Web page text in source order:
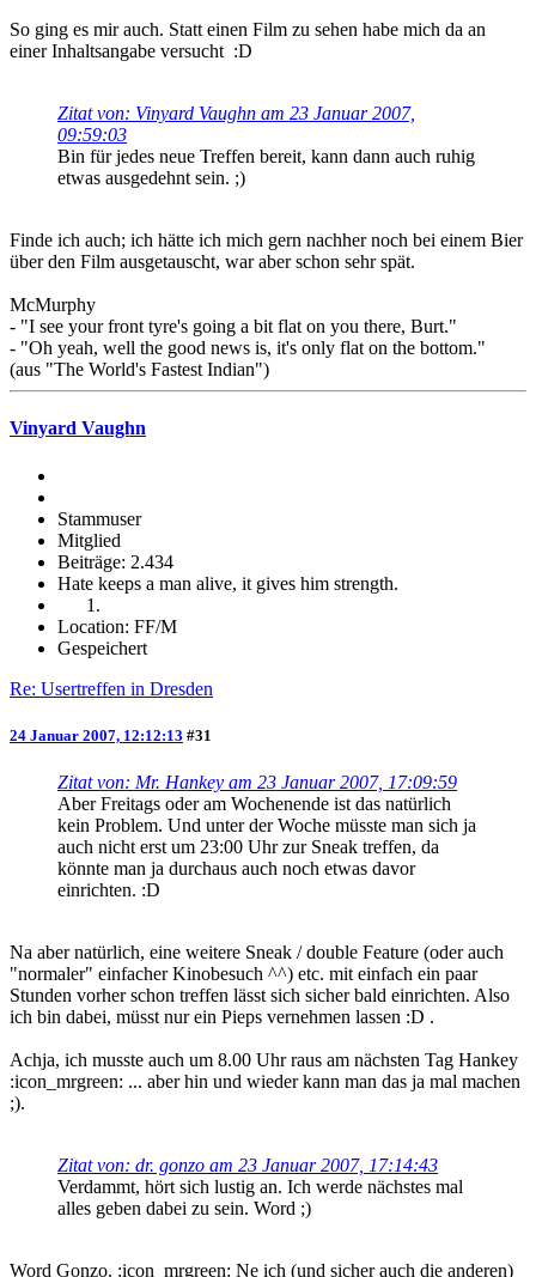
So ging es mir auch. Statt einen Film zu sehen habe mich da an
einer Inhaltsangabe versucht :D
Zitat von: Vinyard Vaughn am 23 Januar 2007,
09:59:03
Bin für jedes neue Treffen bereit, kann dann auch ruhig
etwas ausgedehnt sein. ;)
Finde ich auch; ich hätte ich mich gern nachher noch bei einem Bier
über den Film ausgetauscht, war aber schon sehr spät.
McMurphy
- "I see your front tyre's going a bit flat on you there, Burt."
- "Oh yeah, well the good news is, it's only flat on the bottom."
(aus "The World's Fastest Indian")
Vinyard Vaughn
Stammuser
Mitglied
Beiträge: 2.434
Hate keeps a man alive, it gives him strength.
Location: FF/M
Gespeichert
Re: Usertreffen in Dresden
24 Januar 2007, 12:12:13 #31
Zitat von: Mr. Hankey am 23 Januar 2007, 17:09:59
Aber Freitags oder am Wochenende ist das natürlich
kein Problem. Und unter der Woche müsste man sich ja
auch nicht erst um 23:00 Uhr zur Sneak treffen, da
könnte man ja durchaus auch noch etwas davor
einrichten. :D
Na aber natürlich, eine weitere Sneak / double Feature (oder auch
"normaler" einfacher Kinobesuch ^^) etc. mit einfach ein paar
Stunden vorher schon treffen lässt sich sicher bald einrichten. Also
ich bin dabei, müsst nur ein Pieps vernehmen lassen :D .
Achja, ich musste auch um 8.00 Uhr raus am nächsten Tag Hankey
:icon_mrgreen: ... aber hin und wieder kann man das ja mal machen
;).
Zitat von: dr. gonzo am 23 Januar 2007, 17:14:43
Verdammt, hört sich lustig an. Ich werde nächstes mal
alles geben dabei zu sein. Word ;)
Word Gonzo. :icon_mrgreen: Ne ich (und sicher auch die anderen)